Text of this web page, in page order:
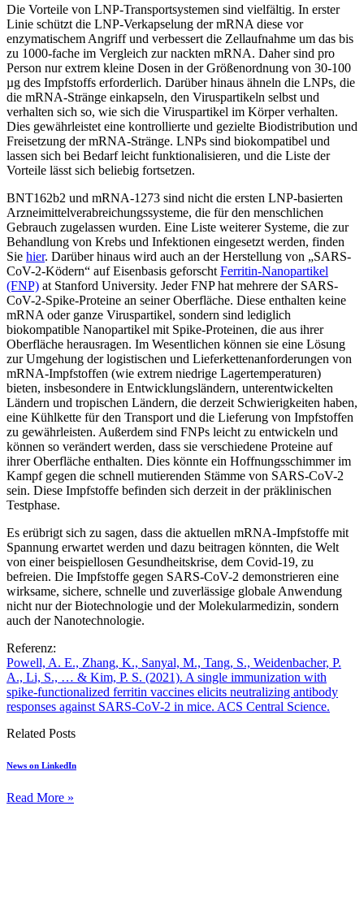
Die Vorteile von LNP-Transportsystemen sind vielfältig. In erster
Linie schützt die LNP-Verkapselung der mRNA diese vor
enzymatischem Angriff und verbessert die Zellaufnahme um das bis
zu 1000-fache im Vergleich zur nackten mRNA. Daher sind pro
Person nur extrem kleine Dosen in der Größenordnung von 30-100
µg des Impfstoffs erforderlich. Darüber hinaus ähneln die LNPs, die
die mRNA-Stränge einkapseln, den Viruspartikeln selbst und
verhalten sich so, wie sich die Viruspartikel im Körper verhalten.
Dies gewährleistet eine kontrollierte und gezielte Biodistribution und
Freisetzung der mRNA-Stränge. LNPs sind biokompatibel und
lassen sich bei Bedarf leicht funktionalisieren, und die Liste der
Vorteile lässt sich beliebig fortsetzen.
BNT162b2 und mRNA-1273 sind nicht die ersten LNP-basierten
Arzneimittelverabreichungssysteme, die für den menschlichen
Gebrauch zugelassen wurden. Eine Liste weiterer Systeme, die zur
Behandlung von Krebs und Infektionen eingesetzt werden, finden
Sie hier. Darüber hinaus wird auch an der Herstellung von „SARS-
CoV-2-Ködern“ auf Eisenbasis geforscht Ferritin-Nanopartikel
(FNP) at Stanford University. Jeder FNP hat mehrere der SARS-
CoV-2-Spike-Proteine an seiner Oberfläche. Diese enthalten keine
mRNA oder ganze Viruspartikel, sondern sind lediglich
biokompatible Nanopartikel mit Spike-Proteinen, die aus ihrer
Oberfläche herausragen. Im Wesentlichen können sie eine Lösung
zur Umgehung der logistischen und Lieferkettenanforderungen von
mRNA-Impfstoffen (wie extrem niedrige Lagertemperaturen)
bieten, insbesondere in Entwicklungsländern, unterentwickelten
Ländern und tropischen Ländern, die derzeit Schwierigkeiten haben,
eine Kühlkette für den Transport und die Lieferung von Impfstoffen
zu gewährleisten. Außerdem sind FNPs leicht zu entwickeln und
können so verändert werden, dass sie verschiedene Proteine auf
ihrer Oberfläche enthalten. Dies könnte ein Hoffnungsschimmer im
Kampf gegen die schnell mutierenden Stämme von SARS-CoV-2
sein. Diese Impfstoffe befinden sich derzeit in der präklinischen
Testphase.
Es erübrigt sich zu sagen, dass die aktuellen mRNA-Impfstoffe mit
Spannung erwartet werden und dazu beitragen könnten, die Welt
von einer beispiellosen Gesundheitskrise, dem Covid-19, zu
befreien. Die Impfstoffe gegen SARS-CoV-2 demonstrieren eine
wirksame, sichere, schnelle und zuverlässige globale Anwendung
nicht nur der Biotechnologie und der Molekularmedizin, sondern
auch der Nanotechnologie.
Referenz:
Powell, A. E., Zhang, K., Sanyal, M., Tang, S., Weidenbacher, P.
A., Li, S., … & Kim, P. S. (2021). A single immunization with
spike-functionalized ferritin vaccines elicits neutralizing antibody
responses against SARS-CoV-2 in mice. ACS Central Science.
Related Posts
News on LinkedIn
Read More »